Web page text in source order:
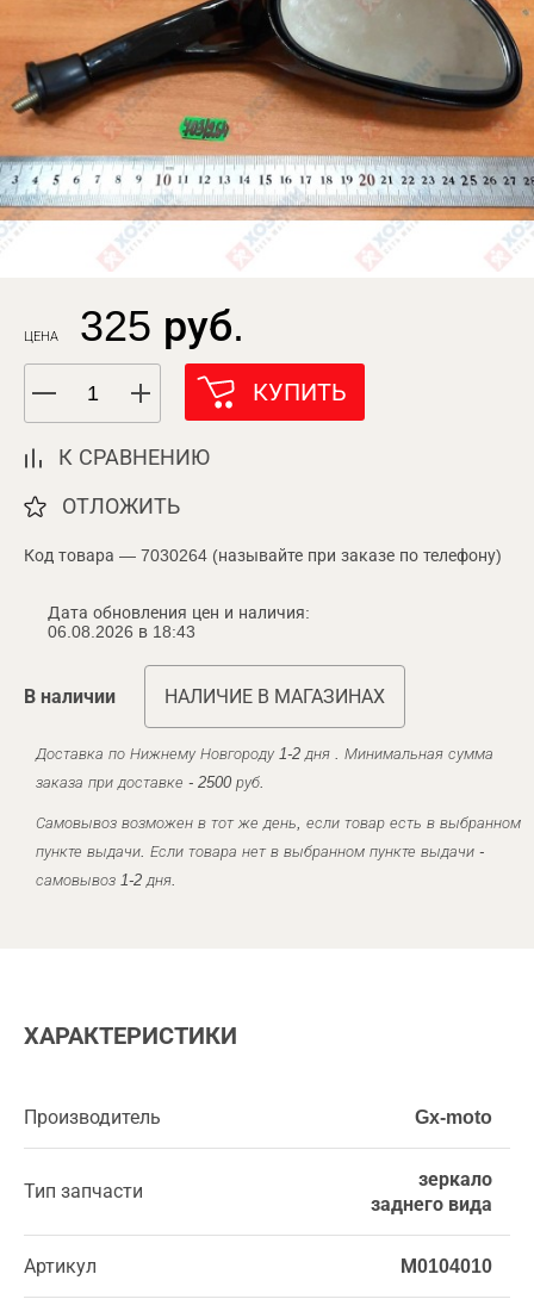
ЦЕНА 325 руб.
КУПИТЬ
К СРАВНЕНИЮ
ОТЛОЖИТЬ
Код товара — 7030264 (называйте при заказе по телефону)
Дата обновления цен и наличия:
06.08.2026 в 18:43
В наличии НАЛИЧИЕ В МАГАЗИНАХ
Доставка по Нижнему Новгороду 1-2 дня . Минимальная сумма
заказа при доставке - 2500 руб.
Самовывоз возможен в тот же день, если товар есть в выбранном
пункте выдачи. Если товара нет в выбранном пункте выдачи -
самовывоз 1-2 дня.
ХАРАКТЕРИСТИКИ
Производитель Gx-moto
Тип запчасти
зеркало
заднего вида
Артикул М0104010